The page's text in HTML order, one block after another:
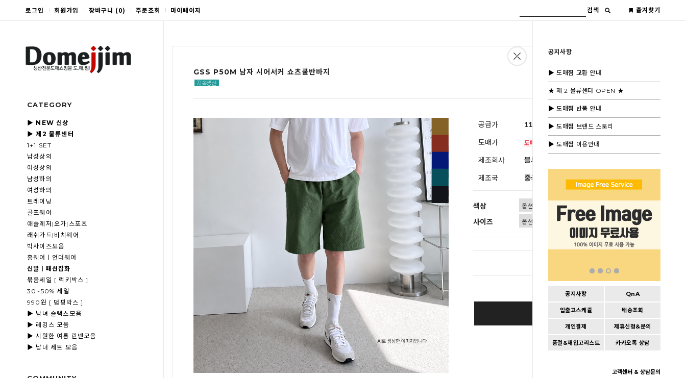
로그인 회원가입 장바구니 (0) 주문조회 마이페이지 검색 즐겨찾기
CATEGORY
▶ NEW 신상
▶ 제2 물류센터
1+1 SET
남성상의
여성상의
남성하의
여성하의
트레이닝
골프웨어
애슬레저|요가|스포츠
래쉬가드|비치웨어
빅사이즈모음
홈웨어ㅣ언더웨어
신발ㅣ패션잡화
묶음세일 [ 럭키박스 ]
30~50% 세일
990원 [ 덤핑박스 ]
▶ 남녀 슬랙스모음
▶ 레깅스 모음
▶ 시원한 여름 린넨모음
▶ 남녀 세트 모음
공지사항
▶ 도매찜 교환 안내
★ 제 2 물류센터 OPEN ★
▶ 도매찜 반품 안내
▶ 도매찜 브랜드 스토리
▶ 도매찜 이용안내
공지사항 QnA
입출고스케쥴 배송조회
개인결제 제휴신청&문의
품절&재입고리스트 카카오톡 상담
고객센터 & 상담문의
GSS P50M 남자 시어서커 쇼츠쿨반바지
공급가 11,600원 (부가세별도)
도매가
제조회사 블루모드제휴사
제조국 중국
색상
사이즈
BUY IT NOW
Cart | Wishlist